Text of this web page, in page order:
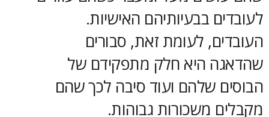
בבעיותיהם האישיות.
לעומת זאת, סבורים
היא חלק מתפקידם של
שלהם ועוד סיבה לכך שהם
משכורות גבוהות.